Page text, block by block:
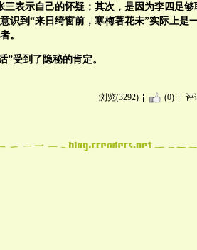
三表示自己的怀疑；其次，是因为李四足
识到“来日绮窗前，寒梅著花未”实际上是
。
”受到了隐秘的肯定。
浏览(3292) (0) 评